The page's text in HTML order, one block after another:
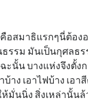
อสมาธิแรกๆนี่ต้อง
รรม มันเป็นกุศลธร
ฉะนั้น บางแห่งจึงตั้
าง เอาไฟบ้าง เอา
มั่นนิ่ง สิ่งเหล่านั้น